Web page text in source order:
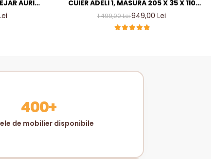
AURIU
LIVING
CUIER ADELI 1, MASURA 205 X 35 X 110
CM, CULOARE CASMIR INCHIS
1.499,00 Lei949,00 Lei
400+
de mobilier disponibile